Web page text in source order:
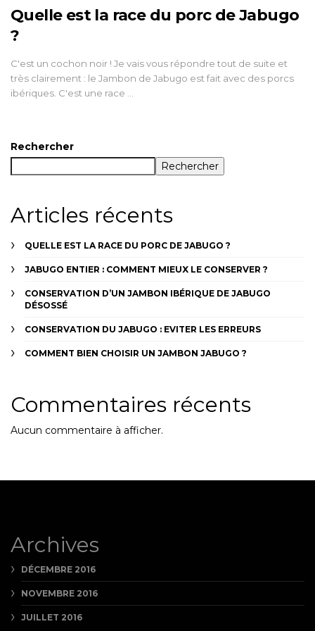
Quelle est la race du porc de Jabugo
?
C'est un cochon noir ! Je vais vous répondre tout de suite et
très clairement : le Jambon de Jabugo est fait avec des porcs
ibériques. C'est une race …
Rechercher
Rechercher
Articles récents
QUELLE EST LA RACE DU PORC DE JABUGO ?
JABUGO ENTIER : COMMENT MIEUX LE CONSERVER ?
CONSERVATION D’UN JAMBON IBÉRIQUE DE JABUGO
DÉSOSSÉ
CONSERVATION DU JABUGO : EVITER LES ERREURS
COMMENT BIEN CHOISIR UN JAMBON JABUGO ?
Commentaires récents
Aucun commentaire à afficher.
Archives
DÉCEMBRE 2016
NOVEMBRE 2016
JUILLET 2016